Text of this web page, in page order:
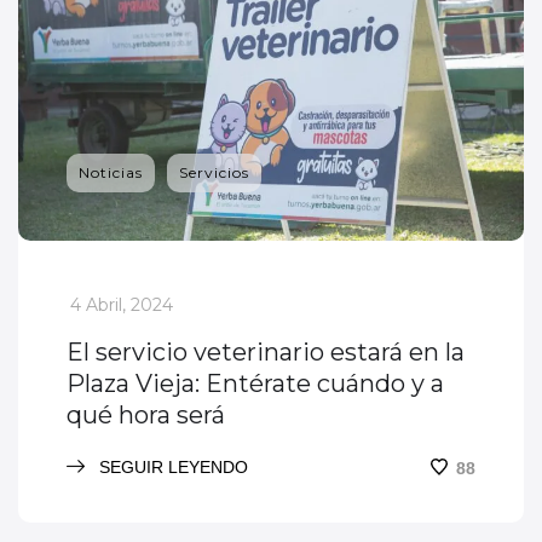
Noticias Servicios
_
4 Abril, 2024
El servicio veterinario estará en la
Plaza Vieja: Entérate cuándo y a
qué hora será
SEGUIR LEYENDO 88